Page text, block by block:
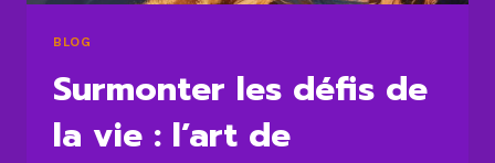
BLOG
Surmonter les défis de
la vie : l’art de